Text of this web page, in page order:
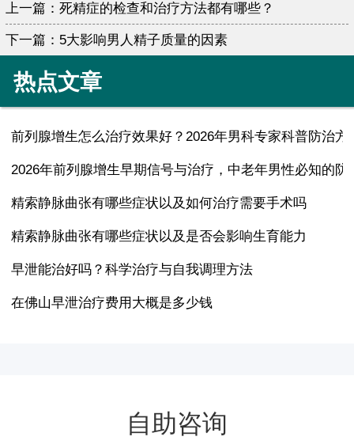
上一篇： 死精症的检查和治疗方法都有哪些？
下一篇： 5大影响男人精子质量的因素
热点文章
前列腺增生怎么治疗效果好？2026年男科专家科普防治方
2026年前列腺增生早期信号与治疗，中老年男性必知的防
精索静脉曲张有哪些症状以及如何治疗需要手术吗
精索静脉曲张有哪些症状以及是否会影响生育能力
早泄能治好吗？科学治疗与自我调理方法
在佛山早泄治疗费用大概是多少钱
自助咨询